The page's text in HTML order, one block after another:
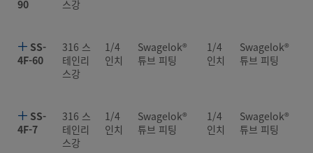
90
스강
SS-
4F-60
316 스
테인리
스강
1/4
인치
Swagelok®
튜브 피팅
1/4
인치
Swagelok®
튜브 피팅
SS-
4F-7
316 스
테인리
스강
1/4
인치
Swagelok®
튜브 피팅
1/4
인치
Swagelok®
튜브 피팅